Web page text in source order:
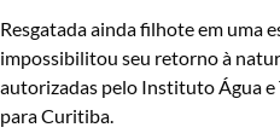
Resgatada ainda filhote em uma
impossibilitou seu retorno à
autorizadas pelo Instituto Água e
para Curitiba.